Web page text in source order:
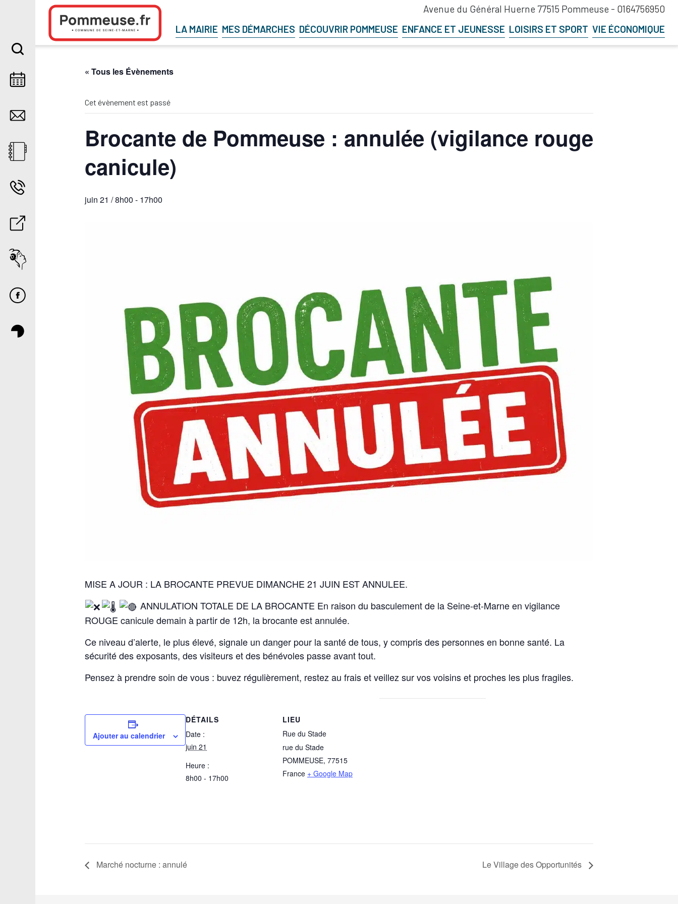
Aller au contenu Avenue du Général Huerne 77515 Pommeuse - 0164756950
LA MAIRIE MES DÉMARCHES DÉCOUVRIR POMMEUSE ENFANCE ET JEUNESSE LOISIRS ET SPORT VIE ÉCONOMIQUE
« Tous les Évènements
Cet évènement est passé
Brocante de Pommeuse : annulée (vigilance rouge
canicule)
juin 21 / 8h00 - 17h00
MISE A JOUR : LA BROCANTE PREVUE DIMANCHE 21 JUIN EST ANNULEE.
ANNULATION TOTALE DE LA BROCANTE En raison du basculement de la Seine-et-Marne en vigilance
ROUGE canicule demain à partir de 12h, la brocante est annulée.
Ce niveau d’alerte, le plus élevé, signale un danger pour la santé de tous, y compris des personnes en bonne santé. La
sécurité des exposants, des visiteurs et des bénévoles passe avant tout.
Pensez à prendre soin de vous : buvez régulièrement, restez au frais et veillez sur vos voisins et proches les plus fragiles.
Ajouter au calendrier
DÉTAILS
Date :
juin 21
Heure :
8h00 - 17h00
LIEU
Rue du Stade
rue du Stade
POMMEUSE, 77515
France + Google Map
Marché nocturne : annulé Le Village des Opportunités